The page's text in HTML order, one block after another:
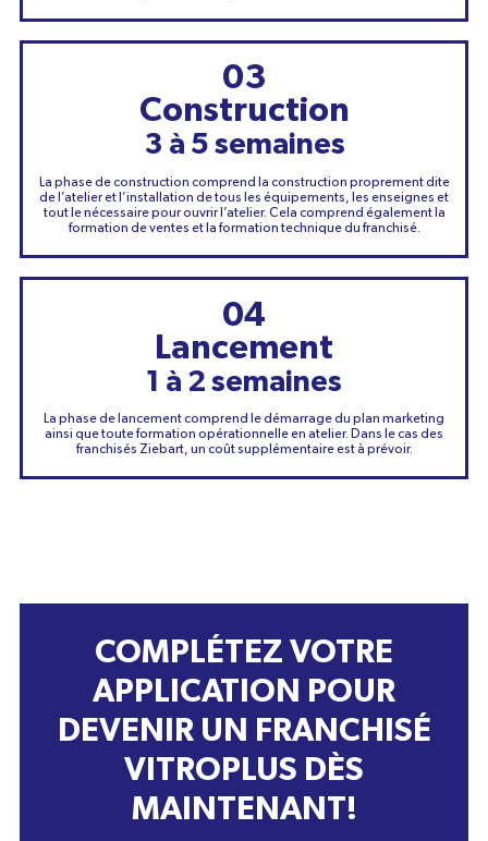
03
Construction
3 à 5 semaines
La phase de construction comprend la construction proprement dite
de l’atelier et l’installation de tous les équipements, les enseignes et
tout le nécessaire pour ouvrir l’atelier. Cela comprend également la
formation de ventes et la formation technique du franchisé.
04
Lancement
1 à 2 semaines
La phase de lancement comprend le démarrage du plan marketing
ainsi que toute formation opérationnelle en atelier. Dans le cas des
franchisés Ziebart, un coût supplémentaire est à prévoir.
COMPLÉTEZ VOTRE
APPLICATION POUR
DEVENIR UN FRANCHISÉ
VITROPLUS DÈS
MAINTENANT!